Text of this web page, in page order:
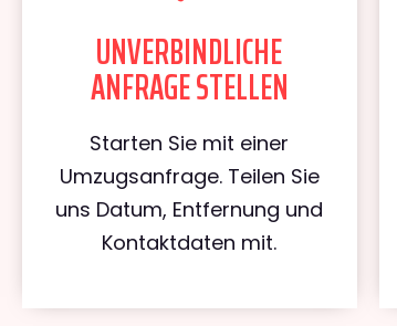
UNVERBINDLICHE
ANFRAGE STELLEN
Starten Sie mit einer
Umzugsanfrage. Teilen Sie
uns Datum, Entfernung und
Kontaktdaten mit.